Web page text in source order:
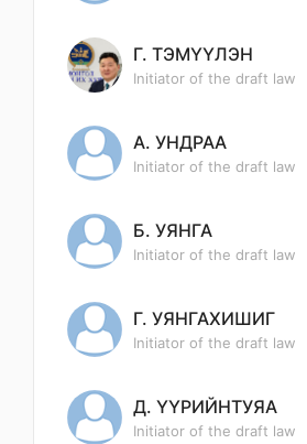
Г. ТЭМҮҮЛЭН
Initiator of the draft law
А. УНДРАА
Initiator of the draft law
Б. УЯНГА
Initiator of the draft law
Г. УЯНГАХИШИГ
Initiator of the draft law
Д. ҮҮРИЙНТУЯА
Initiator of the draft law